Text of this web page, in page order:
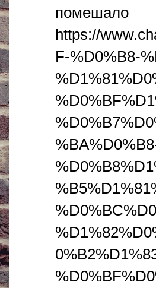
https://
F-%D0%B8-